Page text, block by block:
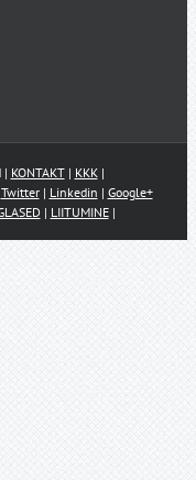
| KONTAKT| KKK|
Twitter| Linkedin | Google+
| LIITUMINE|